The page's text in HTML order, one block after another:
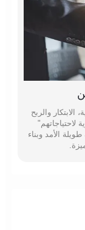
الابتكار والربح
لاحتياجاتهم"
الأمد وبناء